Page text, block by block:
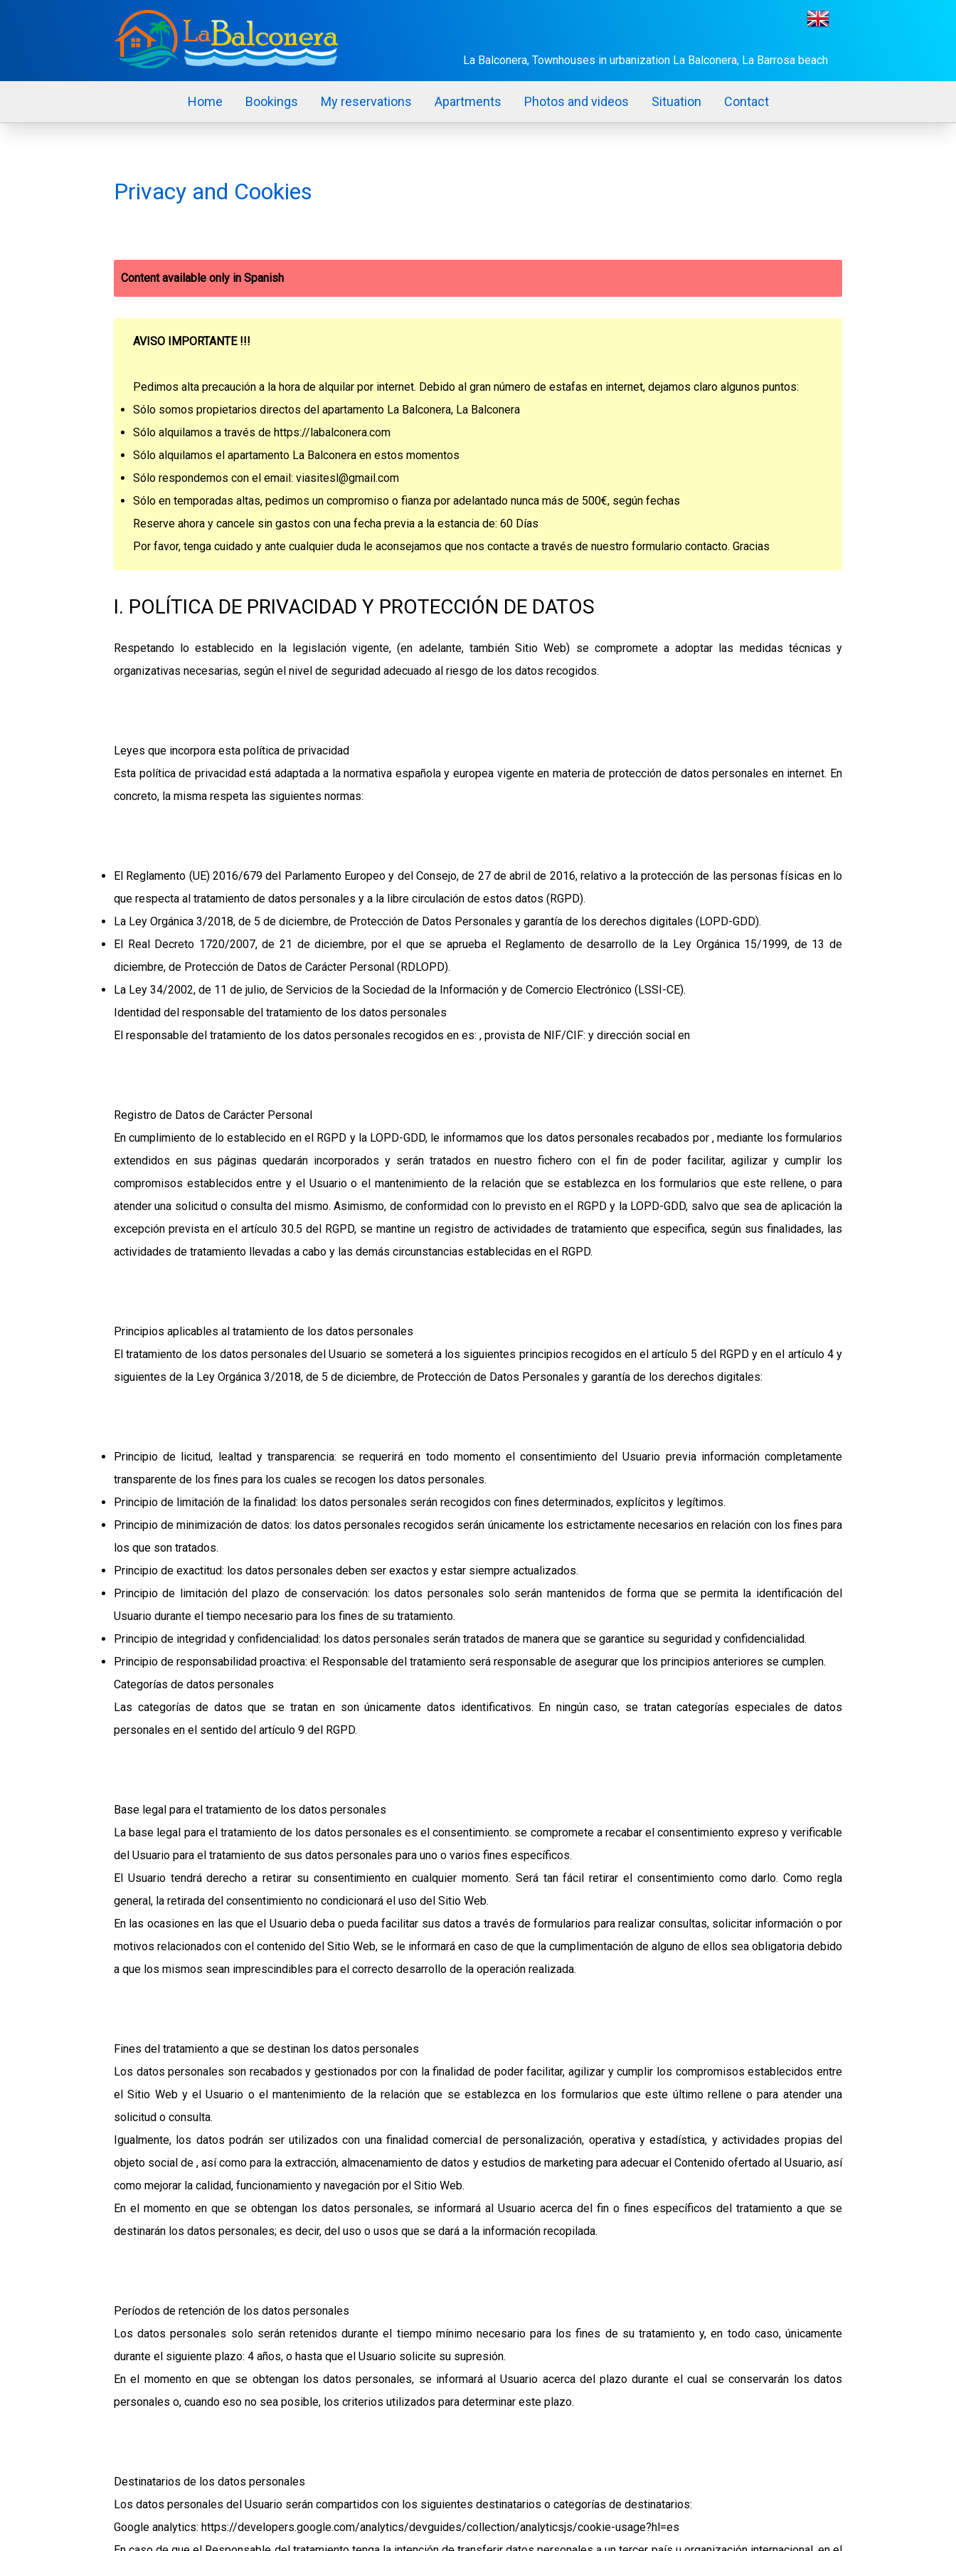
La Balconera, Townhouses in urbanization La Balconera, La Barrosa beach
Home Bookings My reservations Apartments Photos and videos Situation Contact
Privacy and Cookies
Content available only in Spanish
AVISO IMPORTANTE !!!
Pedimos alta precaución a la hora de alquilar por internet. Debido al gran número de estafas en internet, dejamos claro algunos puntos:
Sólo somos propietarios directos del apartamento La Balconera, La Balconera
Sólo alquilamos a través de https://labalconera.com
Sólo alquilamos el apartamento La Balconera en estos momentos
Sólo respondemos con el email: viasitesl@gmail.com
Sólo en temporadas altas, pedimos un compromiso o fianza por adelantado nunca más de 500€, según fechas
Reserve ahora y cancele sin gastos con una fecha previa a la estancia de: 60 Días
Por favor, tenga cuidado y ante cualquier duda le aconsejamos que nos contacte a través de nuestro formulario contacto. Gracias
I. POLÍTICA DE PRIVACIDAD Y PROTECCIÓN DE DATOS
Respetando lo establecido en la legislación vigente, (en adelante, también Sitio Web) se compromete a adoptar las medidas técnicas y
organizativas necesarias, según el nivel de seguridad adecuado al riesgo de los datos recogidos.
Leyes que incorpora esta política de privacidad
Esta política de privacidad está adaptada a la normativa española y europea vigente en materia de protección de datos personales en internet. En
concreto, la misma respeta las siguientes normas:
El Reglamento (UE) 2016/679 del Parlamento Europeo y del Consejo, de 27 de abril de 2016, relativo a la protección de las personas físicas en lo
que respecta al tratamiento de datos personales y a la libre circulación de estos datos (RGPD).
La Ley Orgánica 3/2018, de 5 de diciembre, de Protección de Datos Personales y garantía de los derechos digitales (LOPD-GDD).
El Real Decreto 1720/2007, de 21 de diciembre, por el que se aprueba el Reglamento de desarrollo de la Ley Orgánica 15/1999, de 13 de
diciembre, de Protección de Datos de Carácter Personal (RDLOPD).
La Ley 34/2002, de 11 de julio, de Servicios de la Sociedad de la Información y de Comercio Electrónico (LSSI-CE).
Identidad del responsable del tratamiento de los datos personales
El responsable del tratamiento de los datos personales recogidos en es: , provista de NIF/CIF: y dirección social en
Registro de Datos de Carácter Personal
En cumplimiento de lo establecido en el RGPD y la LOPD-GDD, le informamos que los datos personales recabados por , mediante los formularios
extendidos en sus páginas quedarán incorporados y serán tratados en nuestro fichero con el fin de poder facilitar, agilizar y cumplir los
compromisos establecidos entre y el Usuario o el mantenimiento de la relación que se establezca en los formularios que este rellene, o para
atender una solicitud o consulta del mismo. Asimismo, de conformidad con lo previsto en el RGPD y la LOPD-GDD, salvo que sea de aplicación la
excepción prevista en el artículo 30.5 del RGPD, se mantine un registro de actividades de tratamiento que especifica, según sus finalidades, las
actividades de tratamiento llevadas a cabo y las demás circunstancias establecidas en el RGPD.
Principios aplicables al tratamiento de los datos personales
El tratamiento de los datos personales del Usuario se someterá a los siguientes principios recogidos en el artículo 5 del RGPD y en el artículo 4 y
siguientes de la Ley Orgánica 3/2018, de 5 de diciembre, de Protección de Datos Personales y garantía de los derechos digitales:
Principio de licitud, lealtad y transparencia: se requerirá en todo momento el consentimiento del Usuario previa información completamente
transparente de los fines para los cuales se recogen los datos personales.
Principio de limitación de la finalidad: los datos personales serán recogidos con fines determinados, explícitos y legítimos.
Principio de minimización de datos: los datos personales recogidos serán únicamente los estrictamente necesarios en relación con los fines para
los que son tratados.
Principio de exactitud: los datos personales deben ser exactos y estar siempre actualizados.
Principio de limitación del plazo de conservación: los datos personales solo serán mantenidos de forma que se permita la identificación del
Usuario durante el tiempo necesario para los fines de su tratamiento.
Principio de integridad y confidencialidad: los datos personales serán tratados de manera que se garantice su seguridad y confidencialidad.
Principio de responsabilidad proactiva: el Responsable del tratamiento será responsable de asegurar que los principios anteriores se cumplen.
Categorías de datos personales
Las categorías de datos que se tratan en son únicamente datos identificativos. En ningún caso, se tratan categorías especiales de datos
personales en el sentido del artículo 9 del RGPD.
Base legal para el tratamiento de los datos personales
La base legal para el tratamiento de los datos personales es el consentimiento. se compromete a recabar el consentimiento expreso y verificable
del Usuario para el tratamiento de sus datos personales para uno o varios fines específicos.
El Usuario tendrá derecho a retirar su consentimiento en cualquier momento. Será tan fácil retirar el consentimiento como darlo. Como regla
general, la retirada del consentimiento no condicionará el uso del Sitio Web.
En las ocasiones en las que el Usuario deba o pueda facilitar sus datos a través de formularios para realizar consultas, solicitar información o por
motivos relacionados con el contenido del Sitio Web, se le informará en caso de que la cumplimentación de alguno de ellos sea obligatoria debido
a que los mismos sean imprescindibles para el correcto desarrollo de la operación realizada.
Fines del tratamiento a que se destinan los datos personales
Los datos personales son recabados y gestionados por con la finalidad de poder facilitar, agilizar y cumplir los compromisos establecidos entre
el Sitio Web y el Usuario o el mantenimiento de la relación que se establezca en los formularios que este último rellene o para atender una
solicitud o consulta.
Igualmente, los datos podrán ser utilizados con una finalidad comercial de personalización, operativa y estadística, y actividades propias del
objeto social de , así como para la extracción, almacenamiento de datos y estudios de marketing para adecuar el Contenido ofertado al Usuario, así
como mejorar la calidad, funcionamiento y navegación por el Sitio Web.
En el momento en que se obtengan los datos personales, se informará al Usuario acerca del fin o fines específicos del tratamiento a que se
destinarán los datos personales; es decir, del uso o usos que se dará a la información recopilada.
Períodos de retención de los datos personales
Los datos personales solo serán retenidos durante el tiempo mínimo necesario para los fines de su tratamiento y, en todo caso, únicamente
durante el siguiente plazo: 4 años, o hasta que el Usuario solicite su supresión.
En el momento en que se obtengan los datos personales, se informará al Usuario acerca del plazo durante el cual se conservarán los datos
personales o, cuando eso no sea posible, los criterios utilizados para determinar este plazo.
Destinatarios de los datos personales
Los datos personales del Usuario serán compartidos con los siguientes destinatarios o categorías de destinatarios:
Google analytics: https://developers.google.com/analytics/devguides/collection/analyticsjs/cookie-usage?hl=es